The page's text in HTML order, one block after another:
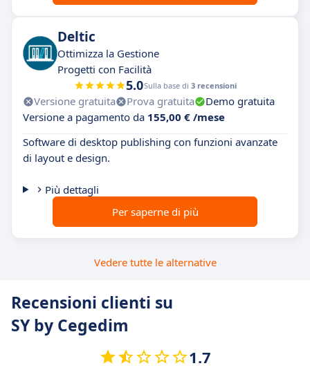
Deltic
Ottimizza la Gestione
Progetti con Facilità
5.0Sulla base di 3 recensioni
Versione gratuita Prova gratuita
Demo gratuita
Versione a pagamento da 155,00 € /mese
Software di desktop publishing con funzioni avanzate
di layout e design.
Più dettagli
Per saperne di più
Vedere tutte le alternative
Recensioni clienti su
SY by Cegedim
1.7